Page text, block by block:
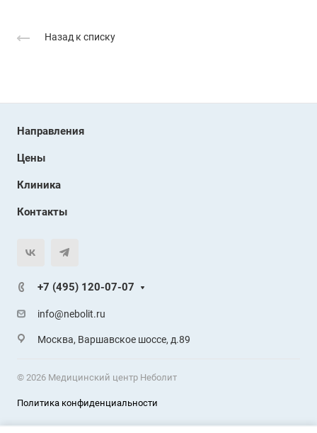
Назад к списку
Направления
Цены
Клиника
Контакты
+7 (495) 120-07-07
info@nebolit.ru
Москва, Варшавское шоссе, д.89
© 2026 Медицинский центр Неболит
Политика конфиденциальности